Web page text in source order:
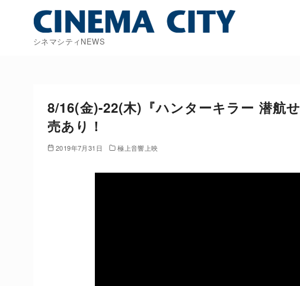
シネマシティNEWS
8/16(金)-22(木)『ハンターキラー 潜航
売あり！
2019年7月31日 極上音響上映